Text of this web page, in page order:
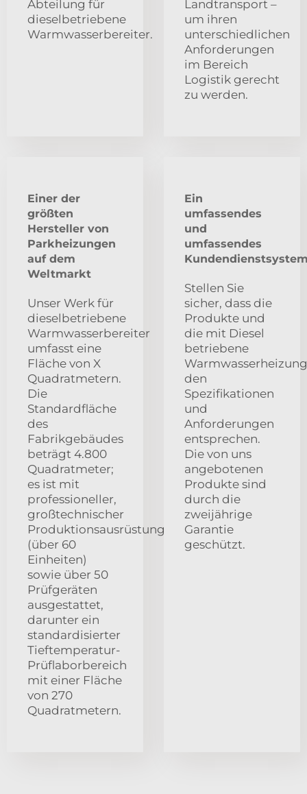
Abteilung für
dieselbetriebene
Warmwasserbereiter.
Landtransport –
um ihren
unterschiedlichen
Anforderungen
im Bereich
Logistik gerecht
zu werden.
Einer der
größten
Hersteller von
Parkheizungen
auf dem
Weltmarkt
Unser Werk für
dieselbetriebene
Warmwasserbereiter
umfasst eine
Fläche von X
Quadratmetern.
Die
Standardfläche
des
Fabrikgebäudes
beträgt 4.800
Quadratmeter;
es ist mit
professioneller,
großtechnischer
Produktionsausrüstung
(über 60
Einheiten)
sowie über 50
Prüfgeräten
ausgestattet,
darunter ein
standardisierter
Tieftemperatur-
Prüflaborbereich
mit einer Fläche
von 270
Quadratmetern.
Ein
umfassendes
und
umfassendes
Stellen Sie
sicher, dass die
Produkte und
die mit Diesel
betriebene
Warmwasserheizung
den
Spezifikationen
und
Anforderungen
entsprechen.
Die von uns
angebotenen
Produkte sind
durch die
zweijährige
Garantie
geschützt.